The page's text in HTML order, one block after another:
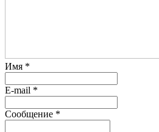
Имя *
E-mail *
Сообщение *